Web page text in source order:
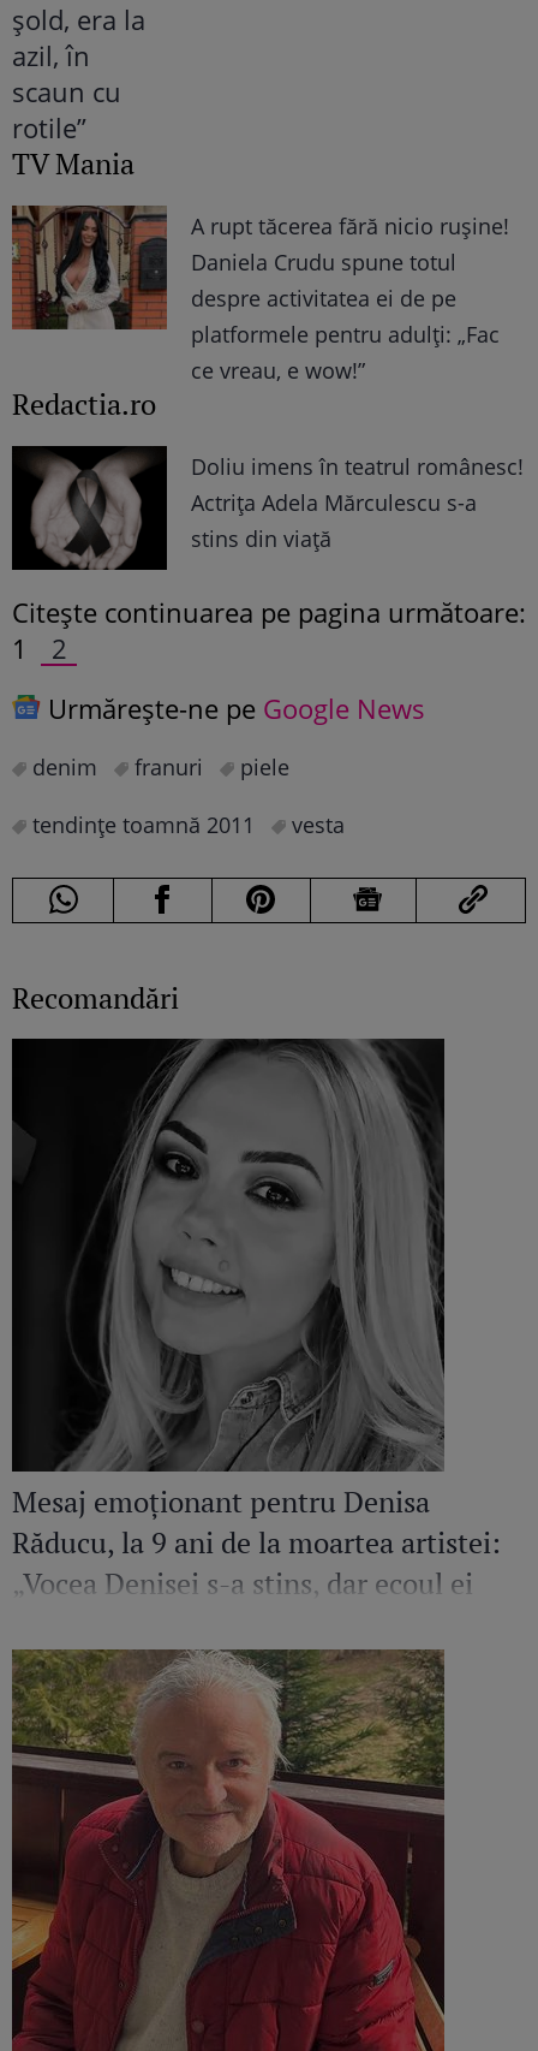
TV Mania
A rupt tăcerea fără nicio rușine!
Daniela Crudu spune totul
despre activitatea ei de pe
platformele pentru adulți: „Fac
ce vreau, e wow!”
Redactia.ro
Doliu imens în teatrul românesc!
Actrița Adela Mărculescu s-a
stins din viață
Citeşte continuarea pe pagina următoare:
1
2
Urmărește-ne pe Google News
denim franuri
piele
tendinţe toamnă 2011
vesta
Recomandări
Mesaj emoționant pentru Denisa
Răducu, la 9 ani de la moartea artistei:
„Vocea Denisei s-a stins, dar ecoul ei